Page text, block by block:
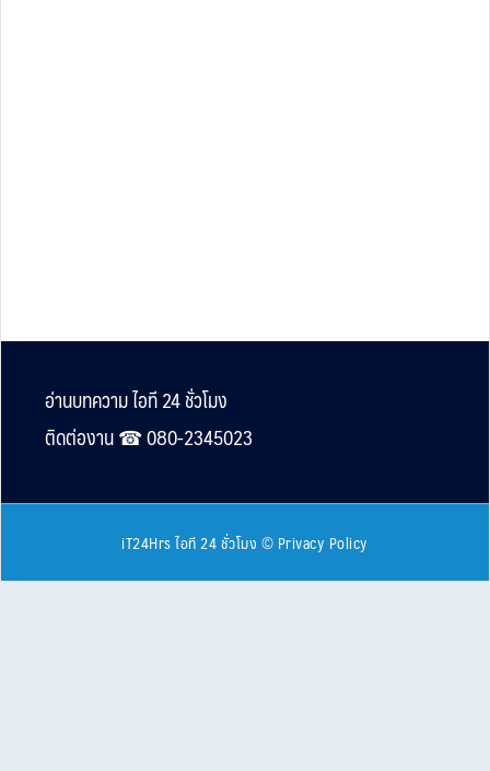
Footer
อ่านบทความ ไอที 24 ชั่วโมง
ติดต่องาน ☎︎ 080-2345023
iT24Hrs ไอที 24 ชั่วโมง © Privacy Policy